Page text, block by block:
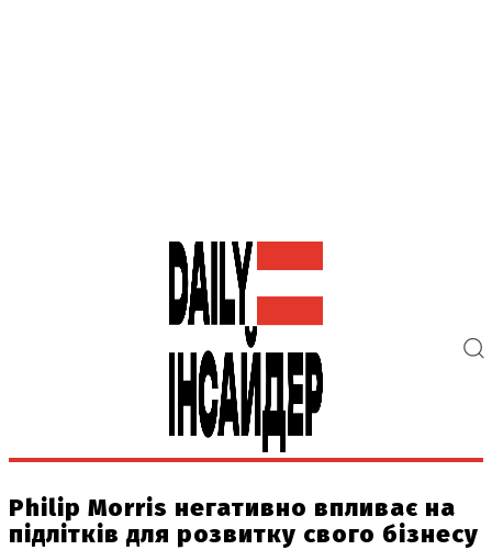
Philip Morris негативно впливає на
підлітків для розвитку свого бізнесу